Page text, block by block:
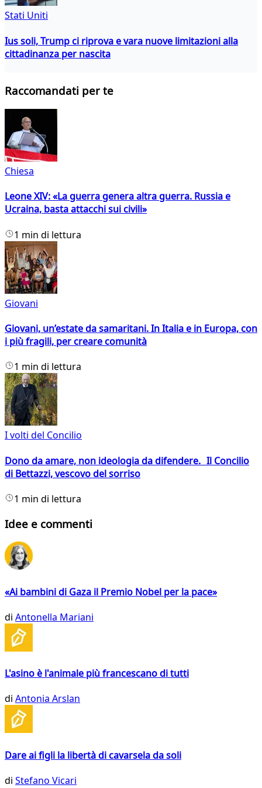
Stati Uniti
Ius soli, Trump ci riprova e vara nuove limitazioni alla
cittadinanza per nascita
Raccomandati per te
Chiesa
Leone XIV: «La guerra genera altra guerra. Russia e
Ucraina, basta attacchi sui civili»
1 min di lettura
Giovani
Giovani, un’estate da samaritani. In Italia e in Europa, con
i più fragili, per creare comunità
1 min di lettura
I volti del Concilio
Dono da amare, non ideologia da difendere. Il Concilio
di Bettazzi, vescovo del sorriso
1 min di lettura
Idee e commenti
«Ai bambini di Gaza il Premio Nobel per la pace»
di Antonella Mariani
L'asino è l'animale più francescano di tutti
di Antonia Arslan
Dare ai figli la libertà di cavarsela da soli
di Stefano Vicari